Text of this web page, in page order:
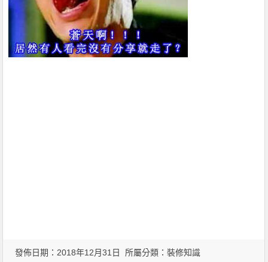
發佈日期：2018年12月31日 所屬分類：裝修知識